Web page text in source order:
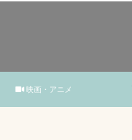
映画・アニメ